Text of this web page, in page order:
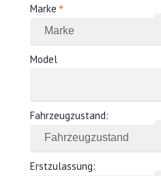
Marke *
Model
Fahrzeugzustand:
Erstzulassung: